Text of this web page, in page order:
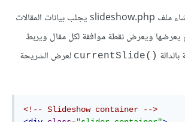
الخطوة التالية هي إنشاء ملف slideshow.php يجلب بيانات المقالات
يعرضها ويعرض نقطة موافقة لكل مقال ويربط
currentSlide()‎ لعرض الشريحة
<!-- Slideshow container -->